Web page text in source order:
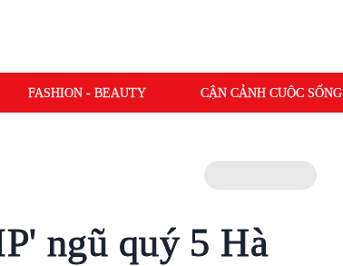
FASHION - BEAUTY CẬN CẢNH CUỘC SỐNG
ngũ quý 5 Hà